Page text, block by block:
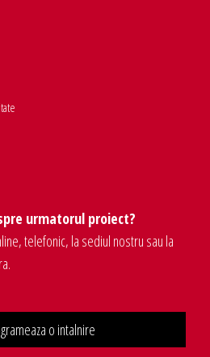
urmatorul proiect?
telefonic, la sediul nostru sau la
o intalnire